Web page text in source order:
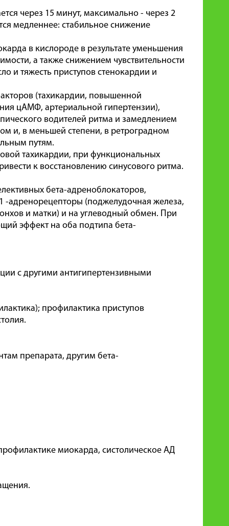
через 15 минут, максимально - через 2
медленнее: стабильное снижение
в кислороде в результате уменьшения
а также снижением чувствительности
и тяжесть приступов стенокардии и
(тахикардии, повышенной
цАМФ, артериальной гипертензии),
водителей ритма и замедлением
и, в меньшей степени, в ретроградном
путям.
тахикардии, при функциональных
к восстановлению синусового ритма.
бета-адреноблокаторов,
-адренорецепторы (поджелудочная железа,
и матки) и на углеводный обмен. При
эффект на оба подтипа бета-
с другими антигипертензивными
профилактика приступов
препарата, другим бета-
миокарда, систолическое АД